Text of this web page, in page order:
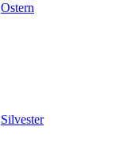
Ostern
Silvester